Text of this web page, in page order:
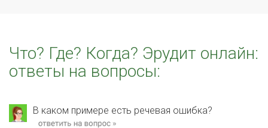
Что? Где? Когда? Эрудит онлайн:
ответы на вопросы:
В каком примере есть речевая ошибка?